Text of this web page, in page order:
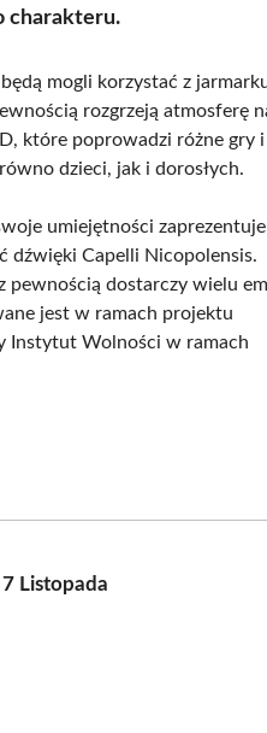
charakteru.
mogli korzystać z
rozgrzeją atmosferę
które poprowadzi różne gry i
dzieci, jak i dorosłych.
umiejętności zaprezentuje
dźwięki Capelli Nicopolensis.
pewnością dostarczy wielu
jest w ramach projektu
Instytut Wolności w ramach
Listopada